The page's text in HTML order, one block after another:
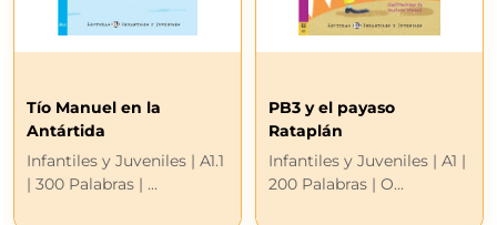
Tío Manuel en la
Antártida
Infantiles y Juveniles | A1.1
| 300 Palabras | ...
PB3 y el payaso
Rataplán
Infantiles y Juveniles | A1 |
200 Palabras | O...